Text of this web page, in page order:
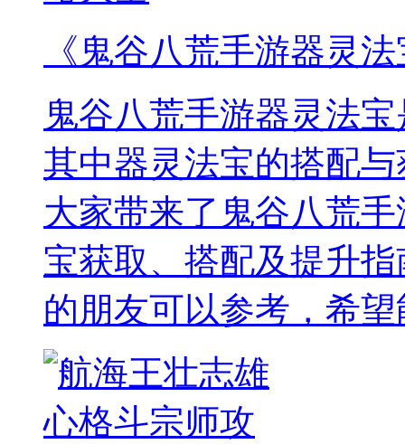
《鬼谷八荒手游器灵
鬼谷八荒手游器灵法
其中器灵法宝的搭配
大家带来了鬼谷八荒
宝获取、搭配及提升
的朋友可以参考，希